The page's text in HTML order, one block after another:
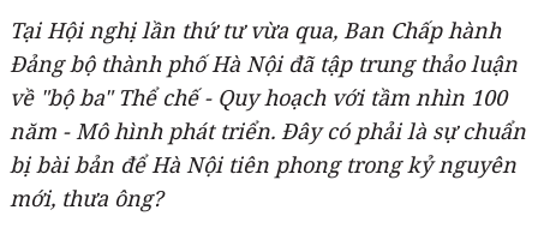
Tại Hội nghị lần thứ tư vừa qua, Ban Chấp hành
Đảng bộ thành phố Hà Nội đã tập trung thảo luận
về "bộ ba" Thể chế - Quy hoạch với tầm nhìn 100
năm - Mô hình phát triển. Đây có phải là sự chuẩn
bị bài bản để Hà Nội tiên phong trong kỷ nguyên
mới, thưa ông?